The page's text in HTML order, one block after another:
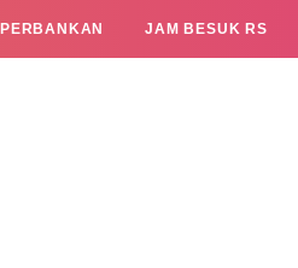
PERBANKAN JAM BESUK RS